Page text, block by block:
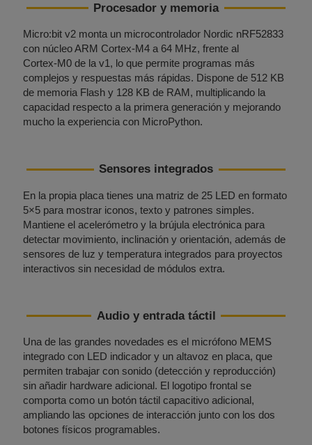
Procesador y memoria
Micro:bit v2 monta un microcontrolador Nordic nRF52833
con núcleo ARM Cortex‑M4 a 64 MHz, frente al
Cortex‑M0 de la v1, lo que permite programas más
complejos y respuestas más rápidas. Dispone de 512 KB
de memoria Flash y 128 KB de RAM, multiplicando la
capacidad respecto a la primera generación y mejorando
mucho la experiencia con MicroPython.
Sensores integrados
En la propia placa tienes una matriz de 25 LED en formato
5×5 para mostrar iconos, texto y patrones simples.
Mantiene el acelerómetro y la brújula electrónica para
detectar movimiento, inclinación y orientación, además de
sensores de luz y temperatura integrados para proyectos
interactivos sin necesidad de módulos extra.
Audio y entrada táctil
Una de las grandes novedades es el micrófono MEMS
integrado con LED indicador y un altavoz en placa, que
permiten trabajar con sonido (detección y reproducción)
sin añadir hardware adicional. El logotipo frontal se
comporta como un botón táctil capacitivo adicional,
ampliando las opciones de interacción junto con los dos
botones físicos programables.